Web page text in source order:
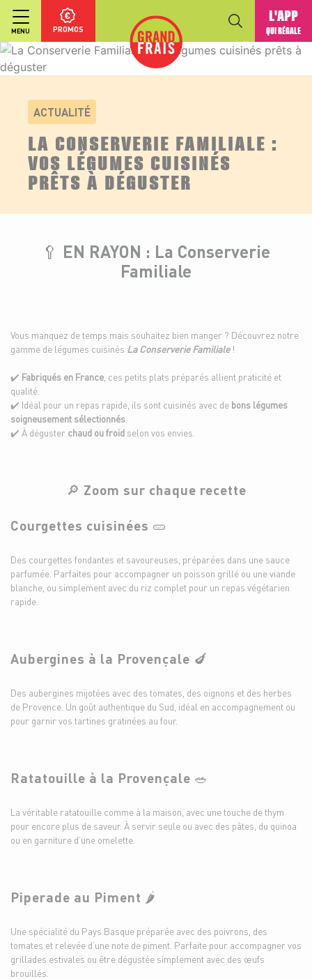
MENU PROMOS
L'APP
QUI RÉGALE
ACTUALITÉ
LA CONSERVERIE FAMILIALE :
VOS LÉGUMES CUISINÉS
PRÊTS À DÉGUSTER
🥄 EN RAYON : La Conserverie
Familiale
Vous manquez de temps mais souhaitez bien manger ? Découvrez notre
gamme de légumes cuisinés La Conserverie Familiale!
✔️ Fabriqués en France , ces petits plats préparés allient praticité et
qualité.
✔️ Idéal pour un repas rapide, ils sont cuisinés avec de bons légumes
soigneusement sélectionnés
✔️ À déguster chaud ou froid selon vos envies.
🔎 Zoom sur chaque recette
Courgettes cuisinées 🥒
Des courgettes fondantes et savoureuses, préparées dans une sauce
parfumée. Parfaites pour accompagner un poisson grillé ou une viande
blanche, ou simplement avec du riz complet pour un repas végétarien
rapide.
Aubergines à la Provençale 🍆
Des aubergines mijotées avec des tomates, des oignons et des herbes
de Provence. Un goût authentique du Sud, idéal en accompagnement ou
pour garnir vos tartines gratinées au four.
Ratatouille à la Provençale 🥗
La véritable ratatouille comme à la maison, avec une touche de thym
pour encore plus de saveur. À servir seule ou avec des pâtes, du quinoa
ou en garniture d’une omelette.
Piperade au Piment 🌶️
Une spécialité du Pays Basque préparée avec des poivrons, des
tomates et relevée d’une note de piment. Parfaite pour accompagner vos
grillades estivales ou être dégustée simplement avec des œufs
brouillés.